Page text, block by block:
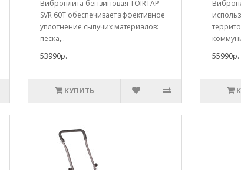
Виброплита бензиновая TOIRTAP
SVR 60T обеспечивает эффективное
уплотнение сыпучих материалов:
песка,..
53990р.
КУПИТЬ
55990р.